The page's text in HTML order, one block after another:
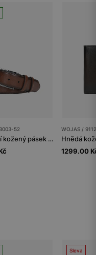
52
Elegantní kožený pásek pánský z hnědé kůže
WOJAS /
1299.00
Sleva